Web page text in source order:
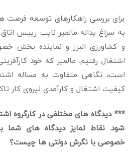
برای بررسی راهکارهای توسعه فرصت
به سراغ یداله مالمیر نایب رییس
و کشاورزی البرز و نماینده بخش
اشتغال رفتیم. مالمیر که خود
است، نگاهی متفاوت به مساله
کیفیت اشتغال و کارآمدی نیروی کار
*** دیدگاه های مختلفی در کارگروه
شود. نقاط تمایز دیدگاه های شما
خصوصی با نگرش دولتی ها چیست؟